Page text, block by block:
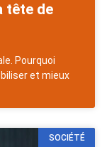
tête de
Pourquoi
et mieux
SOCIÉTÉ